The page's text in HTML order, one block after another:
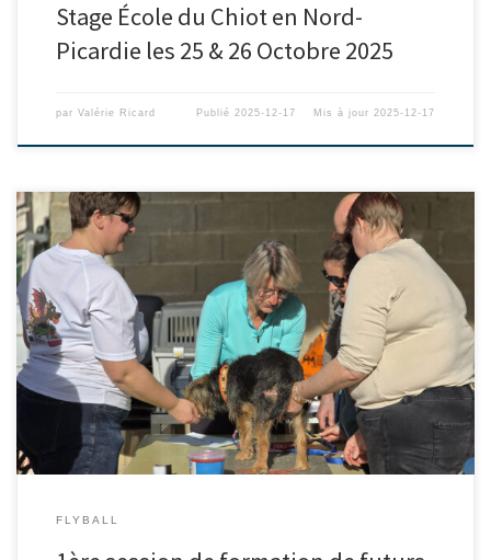
Stage École du Chiot en Nord-
Picardie les 25 & 26 Octobre 2025
par Valérie Ricard Publié 2025-12-17 Mis à jour 2025-12-17
FLYBALL